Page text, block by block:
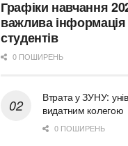
Графіки навчання
важлива
студентів
0 ПОШИРЕНЬ
Втрата у ЗУНУ:
видатним колегою
0 ПОШИРЕНЬ